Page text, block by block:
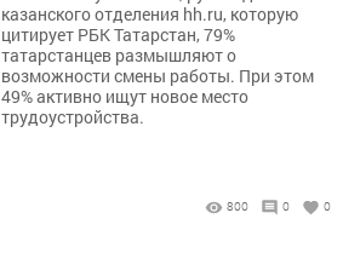
казанского отделения hh.ru, которую
цитирует РБК Татарстан, 79%
татарстанцев размышляют о
возможности смены работы. При этом
49% активно ищут новое место
трудоустройства.
800 0 0